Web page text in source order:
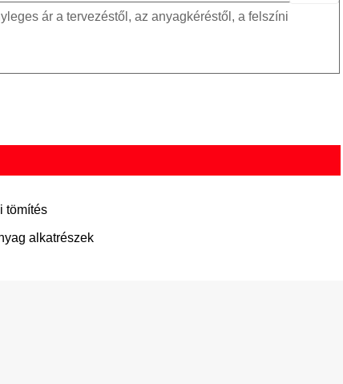
ár a tervezéstől, az anyagkéréstől, a felszíni
tömítés
alkatrészek